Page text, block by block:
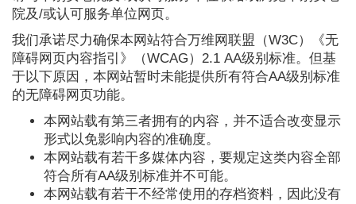
院及/或认可服务单位网页。
我们承诺尽力确保本网站符合万维网联盟（W3C）《无
障碍网页内容指引》（WCAG）2.1 AA级别标准。但基
于以下原因，本网站暂时未能提供所有符合AA级别标准
的无障碍网页功能。
本网站载有第三者拥有的内容，并不适合改变显示
形式以免影响内容的准确度。
本网站载有若干多媒体内容，要规定这类内容全部
符合所有AA级别标准并不可能。
本网站载有若干不经常使用的存档资料，因此没有